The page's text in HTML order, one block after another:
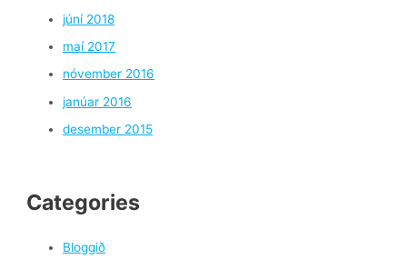
júní 2018
maí 2017
nóvember 2016
janúar 2016
desember 2015
Categories
Bloggið